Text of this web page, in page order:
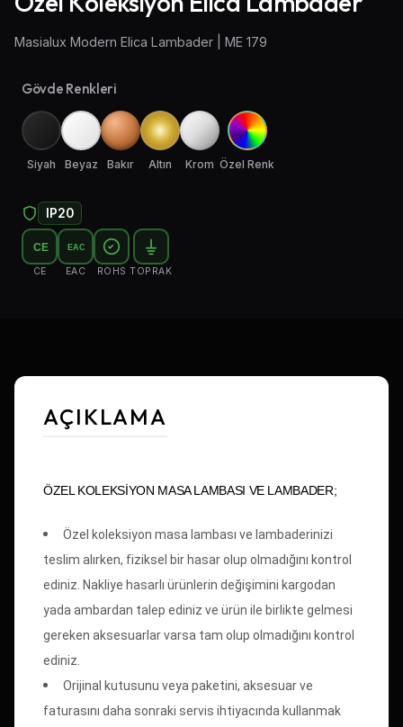
Aplik Aydınlatma
Endüstriyel Aydınlatma
Acil Aydınlatma ve Yönlendirmeler
Masialux Modern Elica Lambader | ME 179
Gövde Renkleri
Siyah Beyaz Bakır Altın Krom Özel Renk
IP20
CE
CE
EAC
EAC ROHS TOPRAK
AÇIKLAMA
ÖZEL KOLEKSİYON MASA LAMBASI VE LAMBADER;
Özel koleksiyon masa lambası ve lambaderinizi
teslim alırken, fiziksel bir hasar olup olmadığını kontrol
ediniz. Nakliye hasarlı ürünlerin değişimini kargodan
yada ambardan talep ediniz ve ürün ile birlikte gelmesi
gereken aksesuarlar varsa tam olup olmadığını kontrol
ediniz.
Orijinal kutusunu veya paketini, aksesuar ve
faturasını daha sonraki servis ihtiyacında kullanmak